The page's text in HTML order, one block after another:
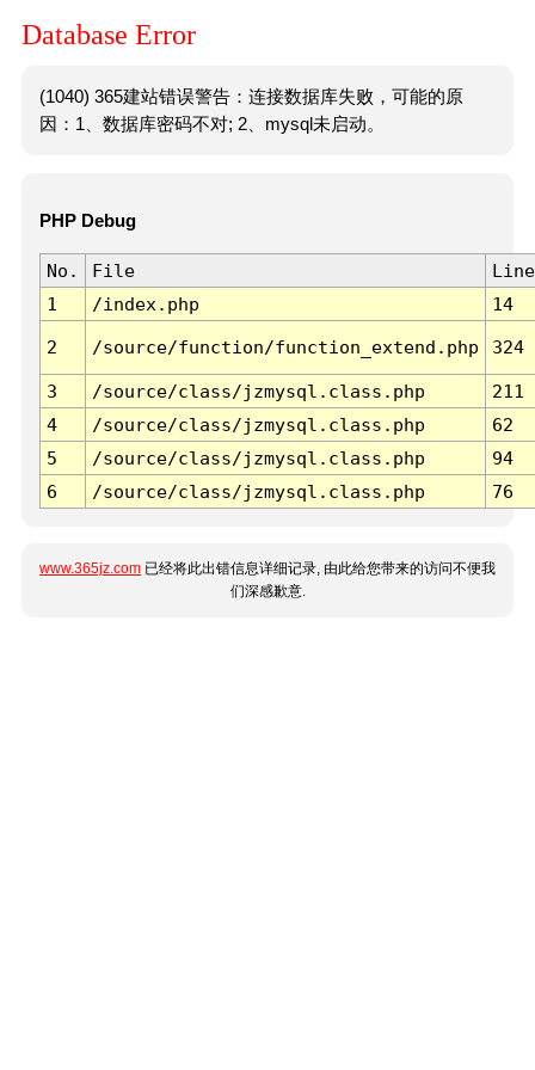
Database Error
(1040) 365建站错误警告：连接数据库失败，可能的原
因：1、数据库密码不对; 2、mysql未启动。
PHP Debug
No. File
Line
1
/index.php 14
2 /source/function/function_extend.php 324
3 /source/class/jzmysql.class.php
211
4
/source/class/jzmysql.class.php
62
5
/source/class/jzmysql.class.php
94
6
/source/class/jzmysql.class.php 76
www.365jz.com 已经将此出错信息详细记录, 由此给您带来的访问不便我
们深感歉意.